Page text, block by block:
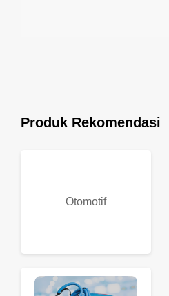
Produk Rekomendasi
Otomotif